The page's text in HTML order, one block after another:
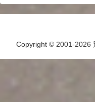
Copyright © 2001-2026